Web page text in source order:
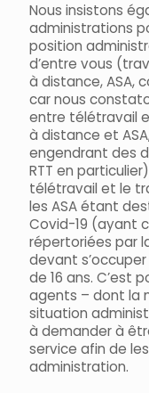
Nous insistons
administrations
position
d’entre vous
à distance, ASA,
car nous
entre télétravail
à distance et
engendrant des
RTT en
télétravail et le
les ASA étant
Covid-19 (ayant
répertoriées par
devant
de 16 ans. C’est
agents – dont la
situation
à demander à
service afin de
administration.